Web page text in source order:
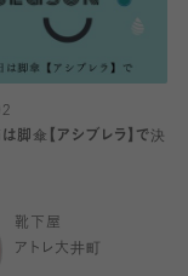
脚傘【アシブレラ】で決
靴下屋
アトレ大井町